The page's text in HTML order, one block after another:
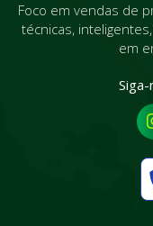
Foco em vendas de
técnicas,
em